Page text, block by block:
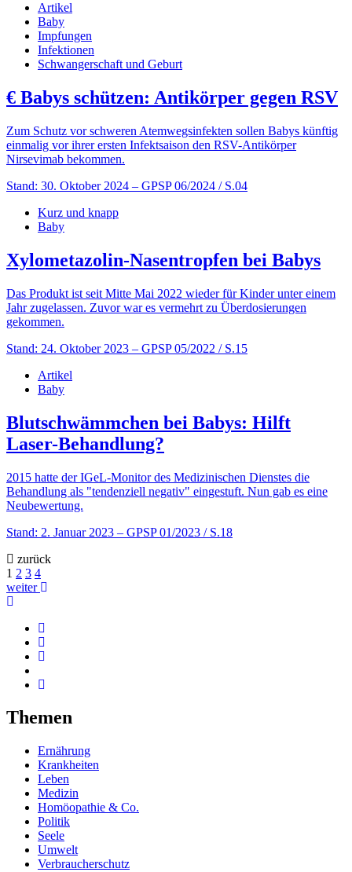
Artikel
Baby
Impfungen
Infektionen
Schwangerschaft und Geburt
€ Babys schützen: Antikörper gegen RSV
Zum Schutz vor schweren Atemwegsinfekten sollen Babys künftig
einmalig vor ihrer ersten Infektsaison den RSV-Antikörper
Nirsevimab bekommen.
Stand: 30. Oktober 2024 – GPSP 06/2024 / S.04
Kurz und knapp
Baby
Xylometazolin-Nasentropfen bei Babys
Das Produkt ist seit Mitte Mai 2022 wieder für Kinder unter einem
Jahr zugelassen. Zuvor war es vermehrt zu Überdosierungen
gekommen.
Stand: 24. Oktober 2023 – GPSP 05/2022 / S.15
Artikel
Baby
Blutschwämmchen bei Babys: Hilft
Laser-Behandlung?
2015 hatte der IGeL-Monitor des Medizinischen Dienstes die
Behandlung als "tendenziell negativ" eingestuft. Nun gab es eine
Neubewertung.
Stand: 2. Januar 2023 – GPSP 01/2023 / S.18
zurück
1 2 3 4
weiter
Themen
Ernährung
Krankheiten
Leben
Medizin
Homöopathie & Co.
Politik
Seele
Umwelt
Verbraucherschutz